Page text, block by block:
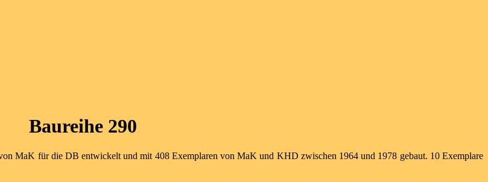
Baureihe 290
MaK für die DB entwickelt und mit 408 Exemplaren von MaK und KHD zwischen 1964 und 1978 gebaut. 10 Exemplare